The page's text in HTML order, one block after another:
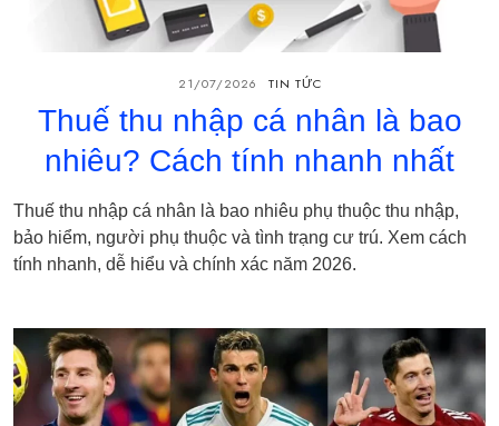
21/07/2026 TIN TỨC
Thuế thu nhập cá nhân là bao
nhiêu? Cách tính nhanh nhất
Thuế thu nhập cá nhân là bao nhiêu phụ thuộc thu nhập,
bảo hiểm, người phụ thuộc và tình trạng cư trú. Xem cách
tính nhanh, dễ hiểu và chính xác năm 2026.